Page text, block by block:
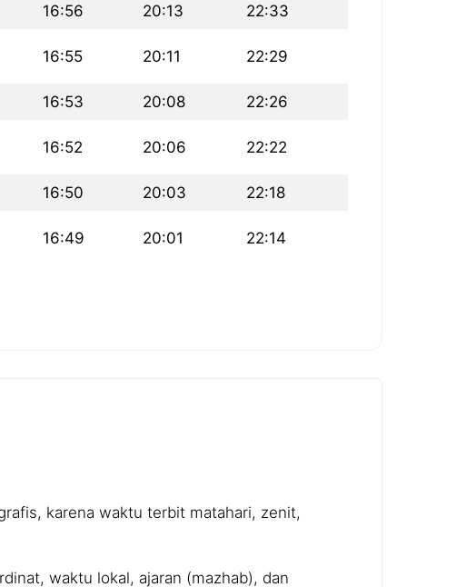
16:56 20:13 22:33
16:55 20:11 22:29
16:53 20:08 22:26
16:52 20:06 22:22
16:50 20:03 22:18
16:49 20:01 22:14
karena waktu terbit matahari, zenit,
waktu lokal, ajaran (mazhab), dan